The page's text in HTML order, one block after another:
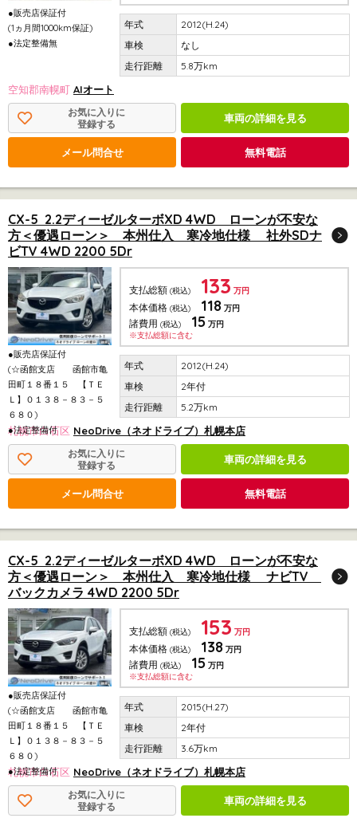
●販売店保証付
(1ヵ月間1000km保証)
●法定整備無
2012(H.24)
なし
5.8万km
空知郡南幌町 AIオート
お気に入りに
登録する
車両の詳細を見る
メール問合せ 無料電話
CX-5 2.2ディーゼルターボXD 4WD ローンが不安な
方＜優遇ローン＞ 本州仕入 寒冷地仕様 社外SDナ
ビTV 4WD 2200 5Dr
●販売店保証付
(☆函館支店 函館市亀
田町１８番１５ 【ＴＥ
Ｌ】０１３８－８３－５
６８０)
●法定整備付
支払総額 (税込) 133 万円
本体価格 (税込) 118 万円
諸費用 (税込) 15 万円
※支払総額に含む
2012(H.24)
2年付
5.2万km
札幌市白石区 NeoDrive（ネオドライブ）札幌本店
お気に入りに
登録する
車両の詳細を見る
メール問合せ 無料電話
CX-5 2.2ディーゼルターボXD 4WD ローンが不安な
方＜優遇ローン＞ 本州仕入 寒冷地仕様 ナビTV
バックカメラ 4WD 2200 5Dr
●販売店保証付
(☆函館支店 函館市亀
田町１８番１５ 【ＴＥ
Ｌ】０１３８－８３－５
６８０)
●法定整備付
支払総額 (税込) 153 万円
本体価格 (税込) 138 万円
諸費用 (税込) 15 万円
※支払総額に含む
2015(H.27)
2年付
3.6万km
札幌市白石区 NeoDrive（ネオドライブ）札幌本店
お気に入りに
登録する
車両の詳細を見る